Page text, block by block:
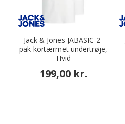
Jack & Jones JABASIC 2-
pak kortærmet undertrøje,
Hvid
199,00 kr.